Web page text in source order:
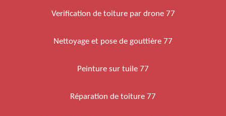
Verification de toiture par drone 77
Nettoyage et pose de gouttière 77
Peinture sur tuile 77
Réparation de toiture 77